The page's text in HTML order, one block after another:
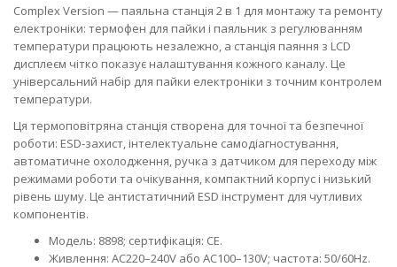
Complex Version — паяльна станція 2 в 1 для монтажу та ремонту
електроніки: термофен для пайки і паяльник з регулюванням
температури працюють незалежно, а станція паяння з LCD
дисплеєм чітко показує налаштування кожного каналу. Це
універсальний набір для пайки електроніки з точним контролем
температури.
Ця термоповітряна станція створена для точної та безпечної
роботи: ESD‑захист, інтелектуальне самодіагностування,
автоматичне охолодження, ручка з датчиком для переходу між
режимами роботи та очікування, компактний корпус і низький
рівень шуму. Це антистатичний ESD інструмент для чутливих
компонентів.
Модель: 8898; сертифікація: CE.
Живлення: AC220–240V або AC100–130V; частота: 50/60Hz.